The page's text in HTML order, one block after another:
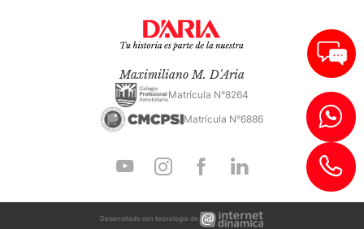
Maximiliano M. D'Aria
Matrícula N°8264
Matrícula N°6886
Desarrollado con tecnología de Internet
Dinámica